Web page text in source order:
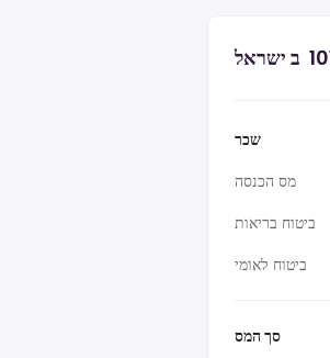
שכר
מס הכנסה
ביטוח בריאות
ביטוח לאומי
סך המס